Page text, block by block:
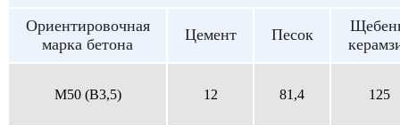
Ориентировочная
марка бетона
Цемент Песок
M50 (B3,5) 12 81,4 125